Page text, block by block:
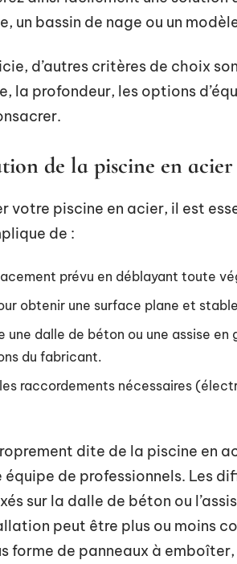
un bassin de nage ou un
d’autres critères de choix
la profondeur, les options
de la piscine en acier
votre piscine en acier, il est
de :
prévu en déblayant toute
obtenir une surface plane et
une dalle de béton ou une assise
du fabricant.
raccordements nécessaires
dite de la piscine en
équipe de professionnels. Les
sur la dalle de béton ou
peut être plus ou moins
forme de panneaux à